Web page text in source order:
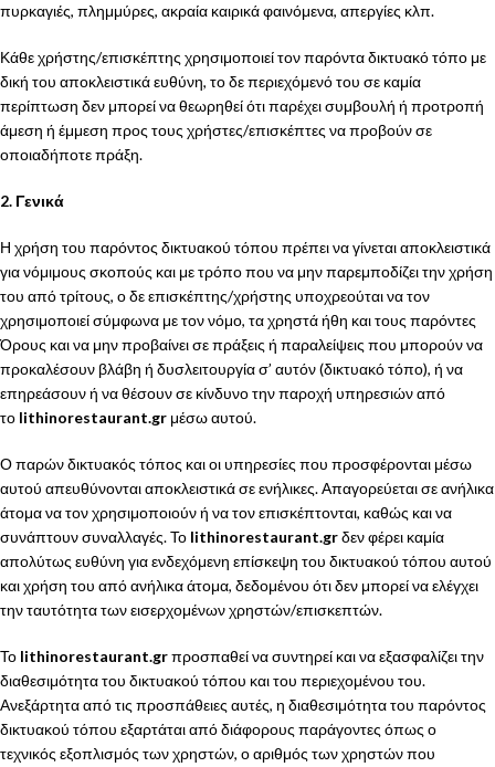
πυρκαγιές, πλημμύρες, ακραία καιρικά φαινόμενα, απεργίες κλπ.
Κάθε χρήστης/επισκέπτης χρησιμοποιεί τον παρόντα δικτυακό τόπο με
δική του αποκλειστικά ευθύνη, το δε περιεχόμενό του σε καμία
περίπτωση δεν μπορεί να θεωρηθεί ότι παρέχει συμβουλή ή προτροπή
άμεση ή έμμεση προς τους χρήστες/επισκέπτες να προβούν σε
οποιαδήποτε πράξη.
2. Γενικά
Η χρήση του παρόντος δικτυακού τόπου πρέπει να γίνεται αποκλειστικά
για νόμιμους σκοπούς και με τρόπο που να μην παρεμποδίζει την χρήση
του από τρίτους, ο δε επισκέπτης/χρήστης υποχρεούται να τον
χρησιμοποιεί σύμφωνα με τον νόμο, τα χρηστά ήθη και τους παρόντες
Όρους και να μην προβαίνει σε πράξεις ή παραλείψεις που μπορούν να
προκαλέσουν βλάβη ή δυσλειτουργία σ’ αυτόν (δικτυακό τόπο), ή να
επηρεάσουν ή να θέσουν σε κίνδυνο την παροχή υπηρεσιών από
το lithinorestaurant.gr μέσω αυτού.
Ο παρών δικτυακός τόπος και οι υπηρεσίες που προσφέρονται μέσω
αυτού απευθύνονται αποκλειστικά σε ενήλικες. Απαγορεύεται σε ανήλικα
άτομα να τον χρησιμοποιούν ή να τον επισκέπτονται, καθώς και να
συνάπτουν συναλλαγές. Το lithinorestaurant.grδεν φέρει καμία
απολύτως ευθύνη για ενδεχόμενη επίσκεψη του δικτυακού τόπου αυτού
και χρήση του από ανήλικα άτομα, δεδομένου ότι δεν μπορεί να ελέγχει
την ταυτότητα των εισερχομένων χρηστών/επισκεπτών.
Το lithinorestaurant.grπροσπαθεί να συντηρεί και να εξασφαλίζει την
διαθεσιμότητα του δικτυακού τόπου και του περιεχομένου του.
Ανεξάρτητα από τις προσπάθειες αυτές, η διαθεσιμότητα του παρόντος
δικτυακού τόπου εξαρτάται από διάφορους παράγοντες όπως ο
τεχνικός εξοπλισμός των χρηστών, ο αριθμός των χρηστών που